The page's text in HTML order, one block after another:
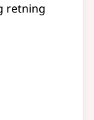
retning